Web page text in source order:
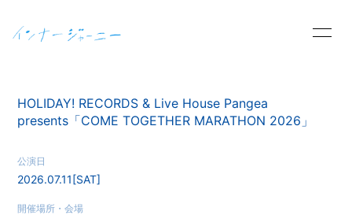
SCHEDULE PROFILE
VIDEO
HOLIDAY! RECORDS & Live House Pangea
presents「COME TOGETHER MARATHON 2026」
公演日
2026.07.11[SAT]
開催場所・会場